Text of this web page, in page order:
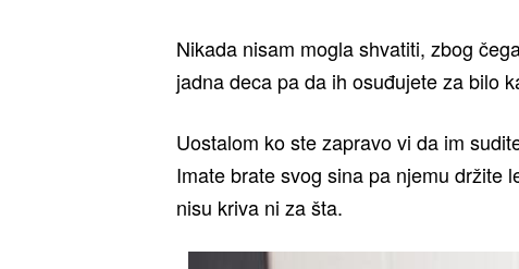
Nikada nisam mogla shvatiti, zbog
jadna deca pa da ih osuđujete za bilo
Uostalom ko ste zapravo vi da im
Imate brate svog sina pa njemu držite
nisu kriva ni za šta.